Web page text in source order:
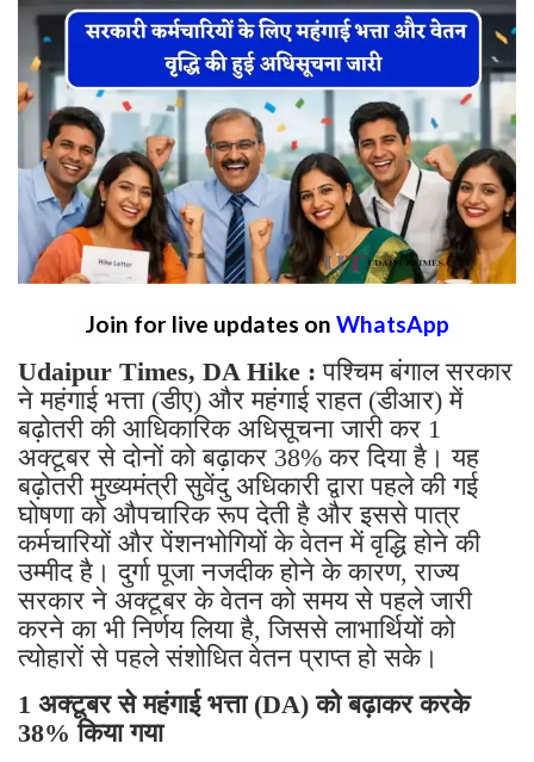
Join for live updates on WhatsApp
Udaipur Times, DA Hike : पश्चिम बंगाल सरकार
ने महंगाई भत्ता (डीए) और महंगाई राहत (डीआर) में
बढ़ोतरी की आधिकारिक अधिसूचना जारी कर 1
अक्टूबर से दोनों को बढ़ाकर 38% कर दिया है। यह
बढ़ोतरी मुख्यमंत्री सुवेंदु अधिकारी द्वारा पहले की गई
घोषणा को औपचारिक रूप देती है और इससे पात्र
कर्मचारियों और पेंशनभोगियों के वेतन में वृद्धि होने की
उम्मीद है। दुर्गा पूजा नजदीक होने के कारण, राज्य
सरकार ने अक्टूबर के वेतन को समय से पहले जारी
करने का भी निर्णय लिया है, जिससे लाभार्थियों को
त्योहारों से पहले संशोधित वेतन प्राप्त हो सके।
1 अक्टूबर से महंगाई भत्ता (DA) को बढ़ाकर करके
38% किया गया